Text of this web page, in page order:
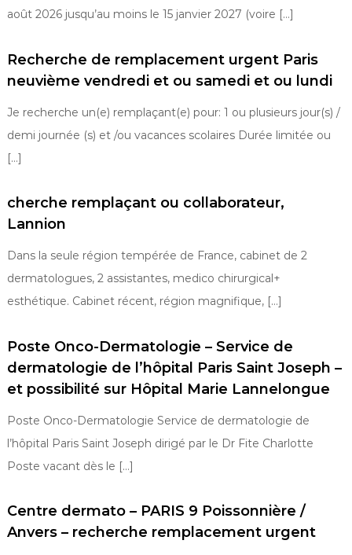
août 2026 jusqu’au moins le 15 janvier 2027 (voire […]
Recherche de remplacement urgent Paris
neuvième vendredi et ou samedi et ou lundi
Je recherche un(e) remplaçant(e) pour: 1 ou plusieurs jour(s) /
demi journée (s) et /ou vacances scolaires Durée limitée ou
[…]
cherche remplaçant ou collaborateur,
Lannion
Dans la seule région tempérée de France, cabinet de 2
dermatologues, 2 assistantes, medico chirurgical+
esthétique. Cabinet récent, région magnifique, […]
Poste Onco-Dermatologie – Service de
dermatologie de l’hôpital Paris Saint Joseph –
et possibilité sur Hôpital Marie Lannelongue
Poste Onco-Dermatologie Service de dermatologie de
l’hôpital Paris Saint Joseph dirigé par le Dr Fite Charlotte
Poste vacant dès le […]
Centre dermato – PARIS 9 Poissonnière /
Anvers – recherche remplacement urgent